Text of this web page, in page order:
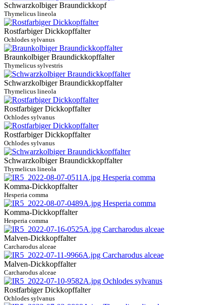
Schwarzkolbiger Braundickkopf
Thymelicus lineola
Rostfarbiger Dickkopffalter
Ochlodes sylvanus
Braunkolbiger Braundickkopffalter
Thymelicus sylvestris
Schwarzkolbiger Braundickkopffalter
Thymelicus lineola
Rostfarbiger Dickkopffalter
Ochlodes sylvanus
Rostfarbiger Dickkopffalter
Ochlodes sylvanus
Schwarzkolbiger Braundickkopffalter
Thymelicus lineola
Komma-Dickkopffalter
Hesperia comma
Komma-Dickkopffalter
Hesperia comma
Malven-Dickkopffalter
Carcharodus alceae
Malven-Dickkopffalter
Carcharodus alceae
Rostfarbiger Dickkopffalter
Ochlodes sylvanus